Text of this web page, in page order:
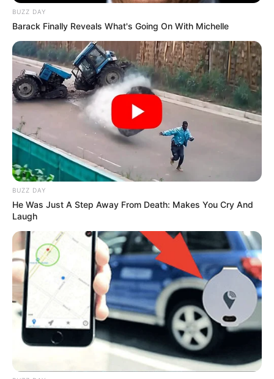
Tenemos todas las noticias que le
interesan. Para estar bien informado, por
favor, active las notificaciones de Alerta.
ACTIVAR AHORA
TEMAS DESTACADOS
EMERGENCIAS POR LLUVIAS
LIGA BETPLAY
METRO DE MEDELLÍN
CORTES DE LUZ
FENÓMENO DEL NIÑO
BUZZ DAY
Barack Finally Reveals What's Going On With Michelle
BUZZ DAY
He Was Just A Step Away From Death: Makes You Cry And
Laugh